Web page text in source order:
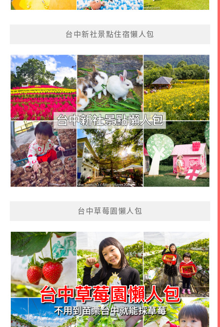
台中新社景點住宿懶人包
台中草莓園懶人包